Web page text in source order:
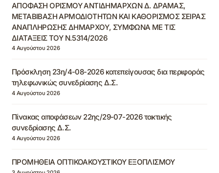
ΑΠΟΦΑΣΗ ΟΡΙΣΜΟΥ ΑΝΤΙΔΗΜΑΡΧΩΝ Δ. ΔΡΑΜΑΣ,
ΜΕΤΑΒΙΒΑΣΗ ΑΡΜΟΔΙΟΤΗΤΩΝ ΚΑΙ ΚΑΘΟΡΙΣΜΟΣ ΣΕΙΡΑΣ
ΑΝΑΠΛΗΡΩΣΗΣ ΔΗΜΑΡΧΟΥ, ΣΥΜΦΩΝΑ ΜΕ ΤΙΣ
ΔΙΑΤΑΞΕΙΣ ΤΟΥ Ν.5314/2026
4 Αυγούστου 2026
Πρόσκληση 23η/4-08-2026 κατεπείγουσας δια περιφοράς
τηλεφωνικώς συνεδρίασης Δ.Σ.
4 Αυγούστου 2026
Πίνακας αποφάσεων 22ης/29-07-2026 τακτικής
συνεδρίασης Δ.Σ.
4 Αυγούστου 2026
ΠΡΟΜΗΘΕΙΑ ΟΠΤΙΚΟΑΚΟΥΣΤΙΚΟΥ ΕΞΟΠΛΙΣΜΟΥ